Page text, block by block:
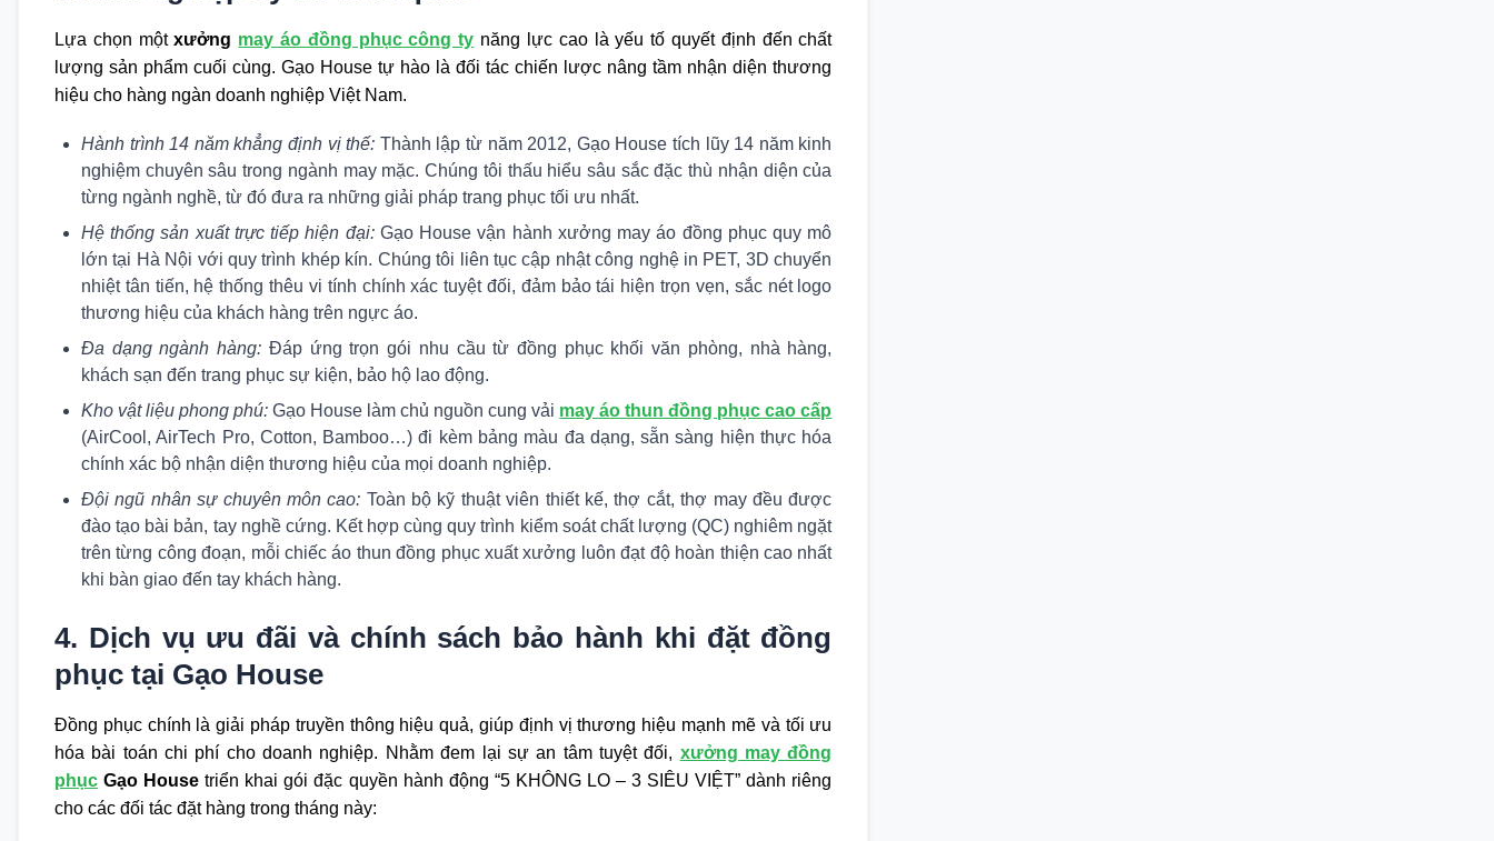
Lựa chọn mộtxưởng may áo đồng phục công ty năng lực cao là yếu tố quyết định đến chất
lượng sản phẩm cuối cùng. Gạo House tự hào là đối tác chiến lược nâng tầm nhận diện thương
hiệu cho hàng ngàn doanh nghiệp Việt Nam.
Hành trình 14 năm khẳng định vị thế: Thành lập từ năm 2012, Gạo House tích lũy 14 năm kinh
nghiệm chuyên sâu trong ngành may mặc. Chúng tôi thấu hiểu sâu sắc đặc thù nhận diện của
từng ngành nghề, từ đó đưa ra những giải pháp trang phục tối ưu nhất.
Hệ thống sản xuất trực tiếp hiện đại:Gạo House vận hành xưởng may áo đồng phục quy mô
lớn tại Hà Nội với quy trình khép kín. Chúng tôi liên tục cập nhật công nghệ in PET, 3D chuyển
nhiệt tân tiến, hệ thống thêu vi tính chính xác tuyệt đối, đảm bảo tái hiện trọn vẹn, sắc nét logo
thương hiệu của khách hàng trên ngực áo.
Đa dạng ngành hàng: Đáp ứng trọn gói nhu cầu từ đồng phục khối văn phòng, nhà hàng,
khách sạn đến trang phục sự kiện, bảo hộ lao động.
Kho vật liệu phong phú: Gạo House làm chủ nguồn cung vải may áo thun đồng phục cao cấp
(AirCool, AirTech Pro, Cotton, Bamboo…) đi kèm bảng màu đa dạng, sẵn sàng hiện thực hóa
chính xác bộ nhận diện thương hiệu của mọi doanh nghiệp.
Đội ngũ nhân sự chuyên môn cao: Toàn bộ kỹ thuật viên thiết kế, thợ cắt, thợ may đều được
đào tạo bài bản, tay nghề cứng. Kết hợp cùng quy trình kiểm soát chất lượng (QC) nghiêm ngặt
trên từng công đoạn, mỗi chiếc áo thun đồng phục xuất xưởng luôn đạt độ hoàn thiện cao nhất
khi bàn giao đến tay khách hàng.
4. Dịch vụ ưu đãi và chính sách bảo hành khi đặt đồng
phục tại Gạo House
Đồng phục chính là giải pháp truyền thông hiệu quả, giúp định vị thương hiệu mạnh mẽ và tối ưu
hóa bài toán chi phí cho doanh nghiệp. Nhằm đem lại sự an tâm tuyệt đối, xưởng may đồng
phục Gạo House triển khai gói đặc quyền hành động “5 KHÔNG LO – 3 SIÊU VIỆT” dành riêng
cho các đối tác đặt hàng trong tháng này: